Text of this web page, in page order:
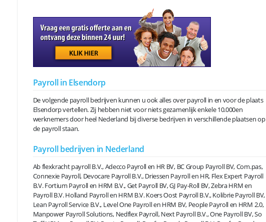
Payroll in Elsendorp
De volgende payroll bedrijven kunnen u ook alles over payroll in en voor de plaats
Elsendorp vertellen. Zij hebben niet voor niets gezamenlijk enkele 10.000en
werknemers door heel Nederland bij diverse bedrijven in verschillende plaatsen op
de payroll staan.
Payroll bedrijven in Nederland
Ab flexkracht payroll B.V., Adecco Payroll en HR BV, BC Group Payroll BV, Com.pas,
Connexie Payroll, Devocare Payroll B.V., Driessen Payroll en HR, Flex Expert Payroll
B.V. Fortium Payroll en HRM B.V., Get Payroll BV, GJ Pay-Roll BV, Zebra HRM en
Payroll B.V. Holland Payroll en HRM B.V. Koers Oost Payroll B.V., Kolibrie Payroll BV,
Lean Payroll Service B.V., Level One Payroll en HRM BV, People Payroll en HRM 2.0,
Manpower Payroll Solutions, Nedflex Payroll, Next Payroll B.V., One Payroll BV, So